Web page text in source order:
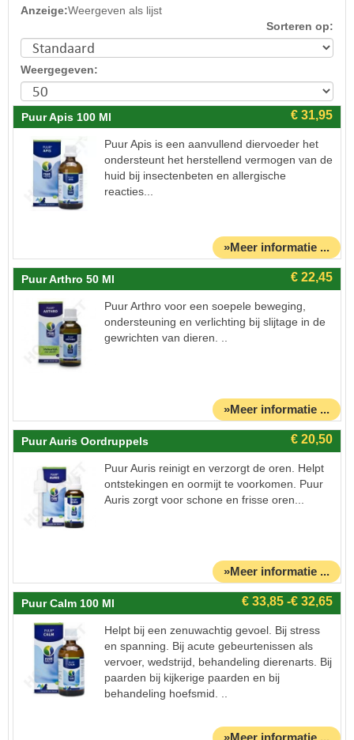
Anzeige:Weergeven als lijst
Sorteren op:
Weergegeven:
Puur Apis 100 Ml
Puur Apis is een aanvullend diervoeder het
ondersteunt het herstellend vermogen van de
huid bij insectenbeten en allergische
reacties...
»Meer informatie ...
Puur Arthro 50 Ml
Puur Arthro voor een soepele beweging,
ondersteuning en verlichting bij slijtage in de
gewrichten van dieren. ..
»Meer informatie ...
Puur Auris Oordruppels
Puur Auris reinigt en verzorgt de oren. Helpt
ontstekingen en oormijt te voorkomen. Puur
Auris zorgt voor schone en frisse oren...
»Meer informatie ...
Puur Calm 100 Ml
Helpt bij een zenuwachtig gevoel. Bij stress
en spanning. Bij acute gebeurtenissen als
vervoer, wedstrijd, behandeling dierenarts. Bij
paarden bij kijkerige paarden en bij
behandeling hoefsmid. ..
»Meer informatie ...